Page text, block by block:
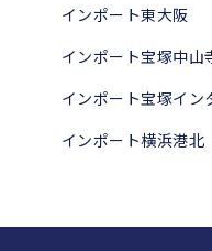
インポート東大阪
インポート宝塚中山
インポート宝塚イン
インポート横浜港北